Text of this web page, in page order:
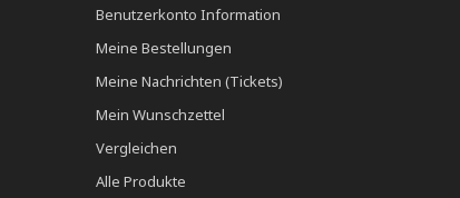
Benutzerkonto Information
Meine Bestellungen
Meine Nachrichten (Tickets)
Mein Wunschzettel
Vergleichen
Alle Produkte